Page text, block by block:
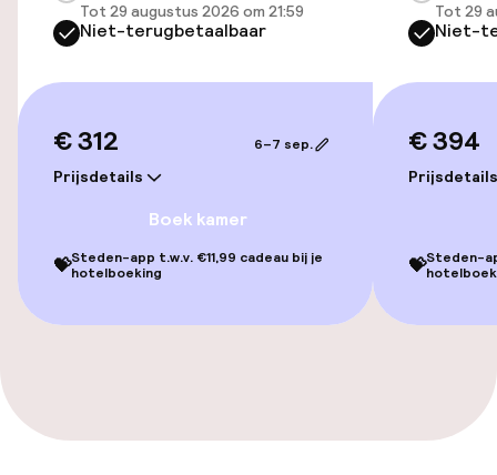
Toegankelijkheid
Lift
Voor toegankelijkheid
geoptimaliseerde kamers beschikbaar
Zwemmen & wellness
Tot 29 augustus 2026 om 21:59
Niet-terugbetaalbaar
€ 312
Prijsdetails
6–7 sep.
Boek kamer
💝Steden-app t.w.v. €11,99 cadeau bij je
hotelboeking
Tot 29
Niet-
€ 394
Prijsdetails
💝Steden-